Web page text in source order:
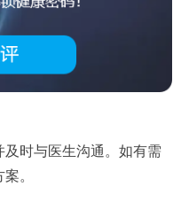
时与医生沟通。如有需
。